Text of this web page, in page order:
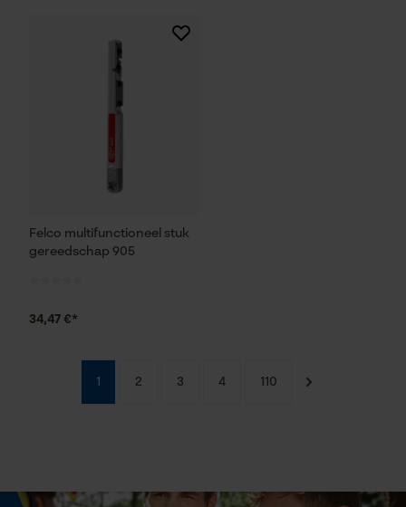
Felco multifunctioneel stuk
gereedschap 905
34,47 €*
1 2 3 4 110
Event Tracking